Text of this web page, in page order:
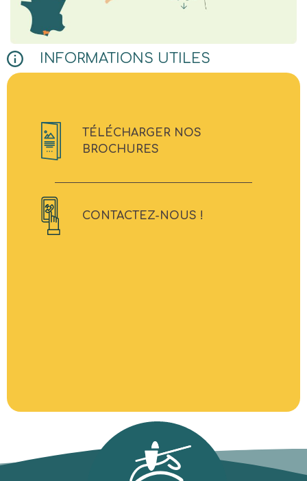
INFORMATIONS UTILES
TÉLÉCHARGER NOS
BROCHURES
CONTACTEZ-NOUS !